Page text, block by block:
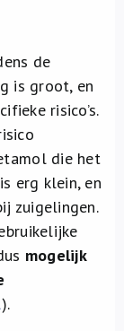
de
is groot, en
risico’s.
die het
erg klein, en
zuigelingen.
mogelijk
).